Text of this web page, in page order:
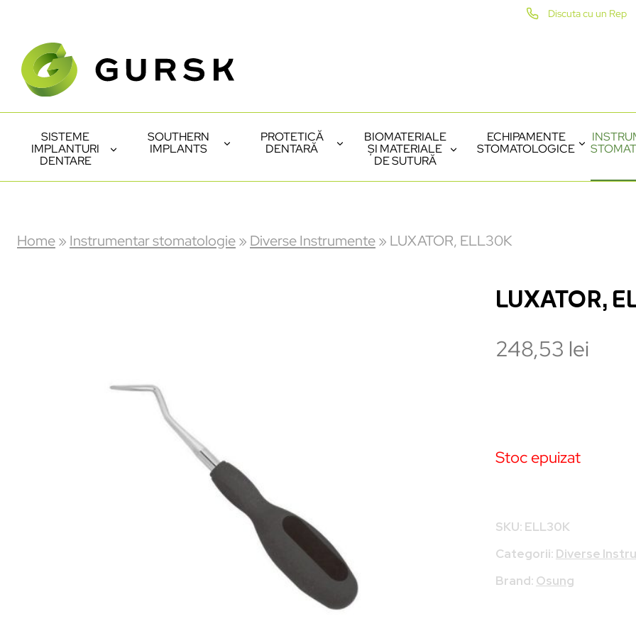
Discuta cu un Rep
SISTEME
IMPLANTURI
DENTARE
SOUTHERN
IMPLANTS
PROTETICĂ
DENTARĂ
BIOMATERIALE
ȘI MATERIALE
DE SUTURĂ
ECHIPAMENTE
STOMATOLOGICE
Home» Instrumentar stomatologie» Diverse Instrumente» LUXATOR, ELL30K
LUXATOR,
248,53 lei
Stoc epuizat
SKU: ELL30K
Categorii: Diverse
Brand: Osung